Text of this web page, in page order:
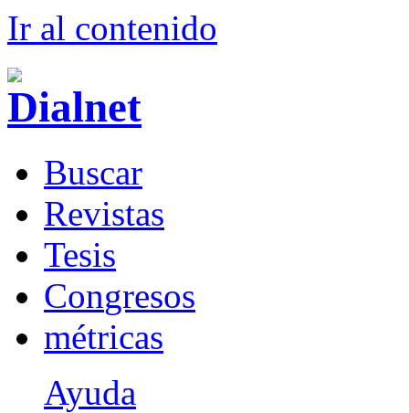
Ir al contenido
Buscar
Revistas
Tesis
Congresos
métricas
Ayuda